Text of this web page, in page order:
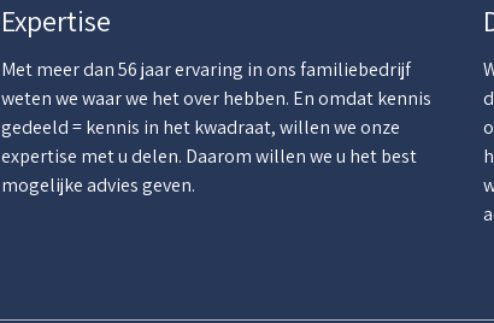
Expertise
Met meer dan 56 jaar ervaring in ons familiebedrijf
weten we waar we het over hebben. En omdat kennis
gedeeld = kennis in het kwadraat, willen we onze
expertise met u delen. Daarom willen we u het best
mogelijke advies geven.